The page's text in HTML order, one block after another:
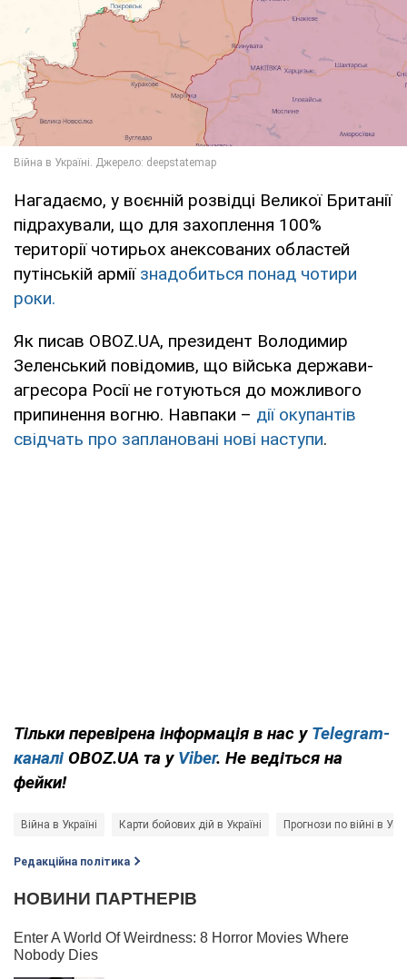
Нагадаємо, у воєнній розвідці Великої Британії
підрахували, що для захоплення 100%
території чотирьох анексованих областей
путінській армії знадобиться понад чотири
роки.
Як писав OBOZ.UA, президент Володимир
Зеленський повідомив, що війська держави-
агресора Росії не готуються до можливого
припинення вогню. Навпаки – дії окупантів
свідчать про заплановані нові наступи.
Тільки перевірена інформація в нас у Telegram-
каналі OBOZ.UA та у Viber. Не ведіться на
фейки!
Війна в Україні Карти бойових дій в Україні Прогнози по війні в
Редакційна політика